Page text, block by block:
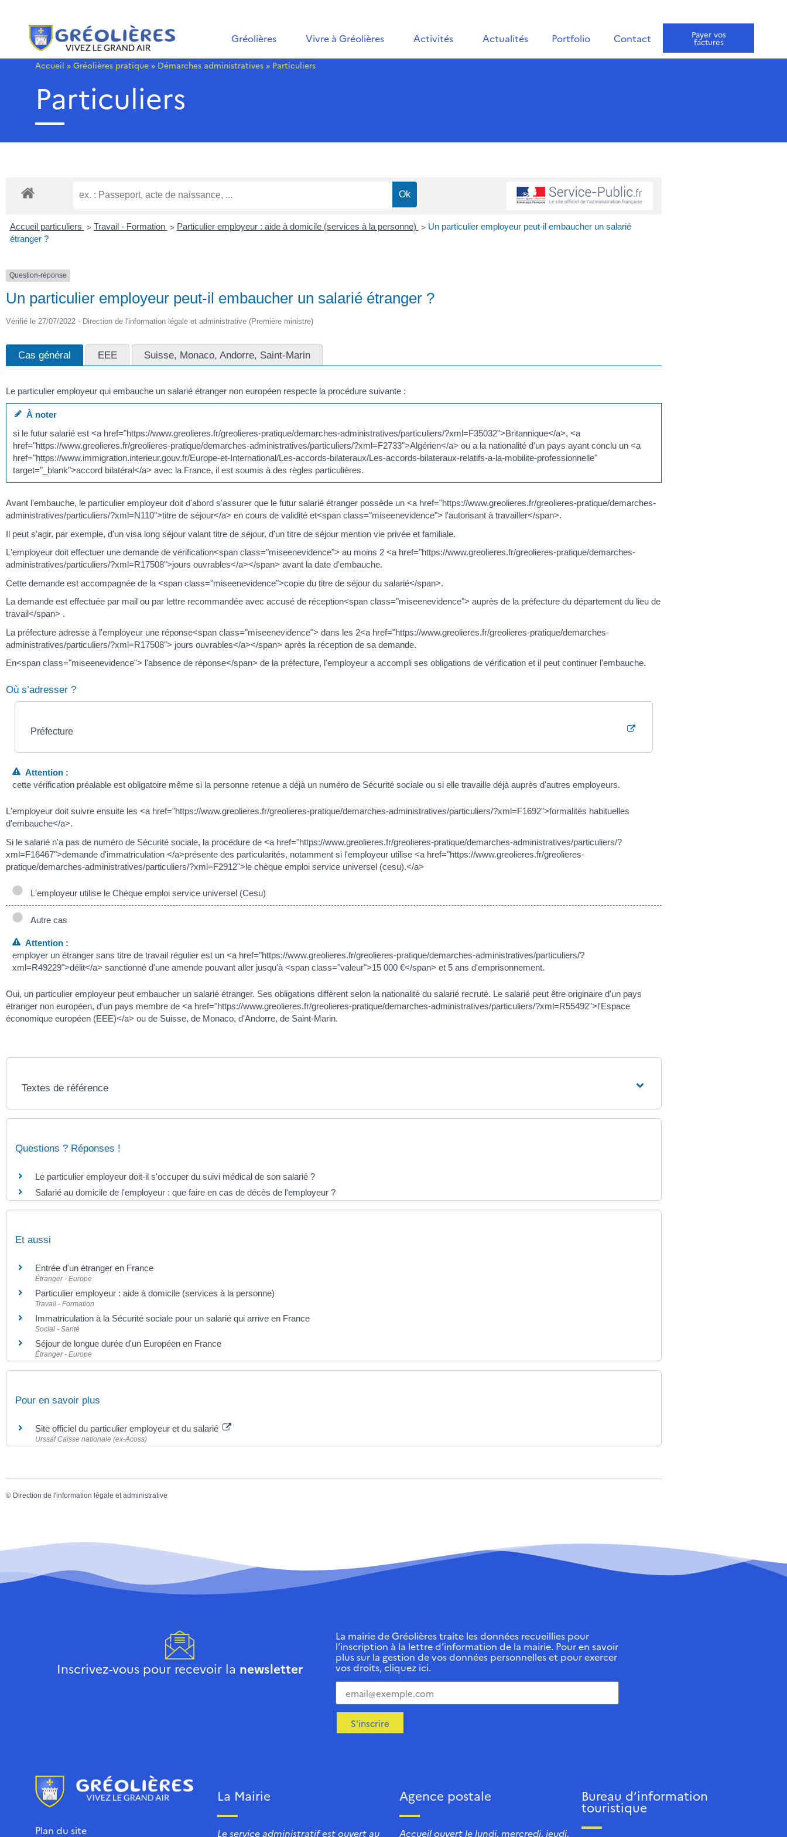
Gréolières Vivre à Gréolières Activités Actualités Portfolio Contact Payer vos
factures
Accueil » Gréolières pratique » Démarches administratives » Particuliers
Particuliers
Accueil particuliers > Travail - Formation > Particulier employeur : aide à domicile (services à la personne) > Un particulier employeur peut-il embaucher un salarié
étranger ?
Question-réponse
Un particulier employeur peut-il embaucher un salarié étranger ?
Vérifié le 27/07/2022 - Direction de l'information légale et administrative (Première ministre)
Cas général EEE Suisse, Monaco, Andorre, Saint-Marin
Le particulier employeur qui embauche un salarié étranger non européen respecte la procédure suivante :
À noter
si le futur salarié est <a href="https://www.greolieres.fr/greolieres-pratique/demarches-administratives/particuliers/?xml=F35032">Britannique</a>, <a
href="https://www.greolieres.fr/greolieres-pratique/demarches-administratives/particuliers/?xml=F2733">Algérien</a> ou a la nationalité d'un pays ayant conclu un <a
href="https://www.immigration.interieur.gouv.fr/Europe-et-International/Les-accords-bilateraux/Les-accords-bilateraux-relatifs-a-la-mobilite-professionnelle"
target="_blank">accord bilatéral</a> avec la France, il est soumis à des règles particulières.
Avant l'embauche, le particulier employeur doit d'abord s'assurer que le futur salarié étranger possède un <a href="https://www.greolieres.fr/greolieres-pratique/demarches-
administratives/particuliers/?xml=N110">titre de séjour</a> en cours de validité et<span class="miseenevidence"> l'autorisant à travailler</span>.
Il peut s'agir, par exemple, d'un visa long séjour valant titre de séjour, d'un titre de séjour mention vie privée et familiale.
L'employeur doit effectuer une demande de vérification<span class="miseenevidence"> au moins 2 <a href="https://www.greolieres.fr/greolieres-pratique/demarches-
administratives/particuliers/?xml=R17508">jours ouvrables</a></span> avant la date d'embauche.
Cette demande est accompagnée de la <span class="miseenevidence">copie du titre de séjour du salarié</span>.
La demande est effectuée par mail ou par lettre recommandée avec accusé de réception<span class="miseenevidence"> auprès de la préfecture du département du lieu de
travail</span> .
La préfecture adresse à l'employeur une réponse<span class="miseenevidence"> dans les 2<a href="https://www.greolieres.fr/greolieres-pratique/demarches-
administratives/particuliers/?xml=R17508"> jours ouvrables</a></span> après la réception de sa demande.
En<span class="miseenevidence"> l'absence de réponse</span> de la préfecture, l'employeur a accompli ses obligations de vérification et il peut continuer l'embauche.
Où s’adresser ?
Préfecture
Attention :
cette vérification préalable est obligatoire même si la personne retenue a déjà un numéro de Sécurité sociale ou si elle travaille déjà auprès d'autres employeurs.
L'employeur doit suivre ensuite les <a href="https://www.greolieres.fr/greolieres-pratique/demarches-administratives/particuliers/?xml=F1692">formalités habituelles
d'embauche</a>.
Si le salarié n'a pas de numéro de Sécurité sociale, la procédure de <a href="https://www.greolieres.fr/greolieres-pratique/demarches-administratives/particuliers/?
xml=F16467">demande d'immatriculation </a>présente des particularités, notamment si l'employeur utilise <a href="https://www.greolieres.fr/greolieres-
pratique/demarches-administratives/particuliers/?xml=F2912">le chèque emploi service universel (cesu).</a>
L'employeur utilise le Chèque emploi service universel (Cesu)
Autre cas
Attention :
employer un étranger sans titre de travail régulier est un <a href="https://www.greolieres.fr/greolieres-pratique/demarches-administratives/particuliers/?
xml=R49229">délit</a> sanctionné d'une amende pouvant aller jusqu'à <span class="valeur">15 000 €</span> et 5 ans d'emprisonnement.
Oui, un particulier employeur peut embaucher un salarié étranger. Ses obligations diffèrent selon la nationalité du salarié recruté. Le salarié peut être originaire d'un pays
étranger non européen, d'un pays membre de <a href="https://www.greolieres.fr/greolieres-pratique/demarches-administratives/particuliers/?xml=R55492">l'Espace
économique européen (EEE)</a> ou de Suisse, de Monaco, d'Andorre, de Saint-Marin.
Textes de référence
Questions ? Réponses !
Le particulier employeur doit-il s'occuper du suivi médical de son salarié ?
Salarié au domicile de l'employeur : que faire en cas de décès de l'employeur ?
Et aussi
Entrée d'un étranger en France
Étranger - Europe
Particulier employeur : aide à domicile (services à la personne)
Travail - Formation
Immatriculation à la Sécurité sociale pour un salarié qui arrive en France
Social - Santé
Séjour de longue durée d'un Européen en France
Étranger - Europe
Pour en savoir plus
Site officiel du particulier employeur et du salarié
Urssaf Caisse nationale (ex-Acoss)
© Direction de l'information légale et administrative
Inscrivez-vous pour recevoir la newsletter
La mairie de Gréolières traite les données recueillies pour
l’inscription à la lettre d’information de la mairie. Pour en savoir
plus sur la gestion de vos données personnelles et pour exercer
vos droits, cliquez ici.
S'inscrire
Plan du site
La Mairie
Le service administratif est ouvert au
Agence postale
Accueil ouvert le lundi, mercredi, jeudi,
Bureau d’information
touristique